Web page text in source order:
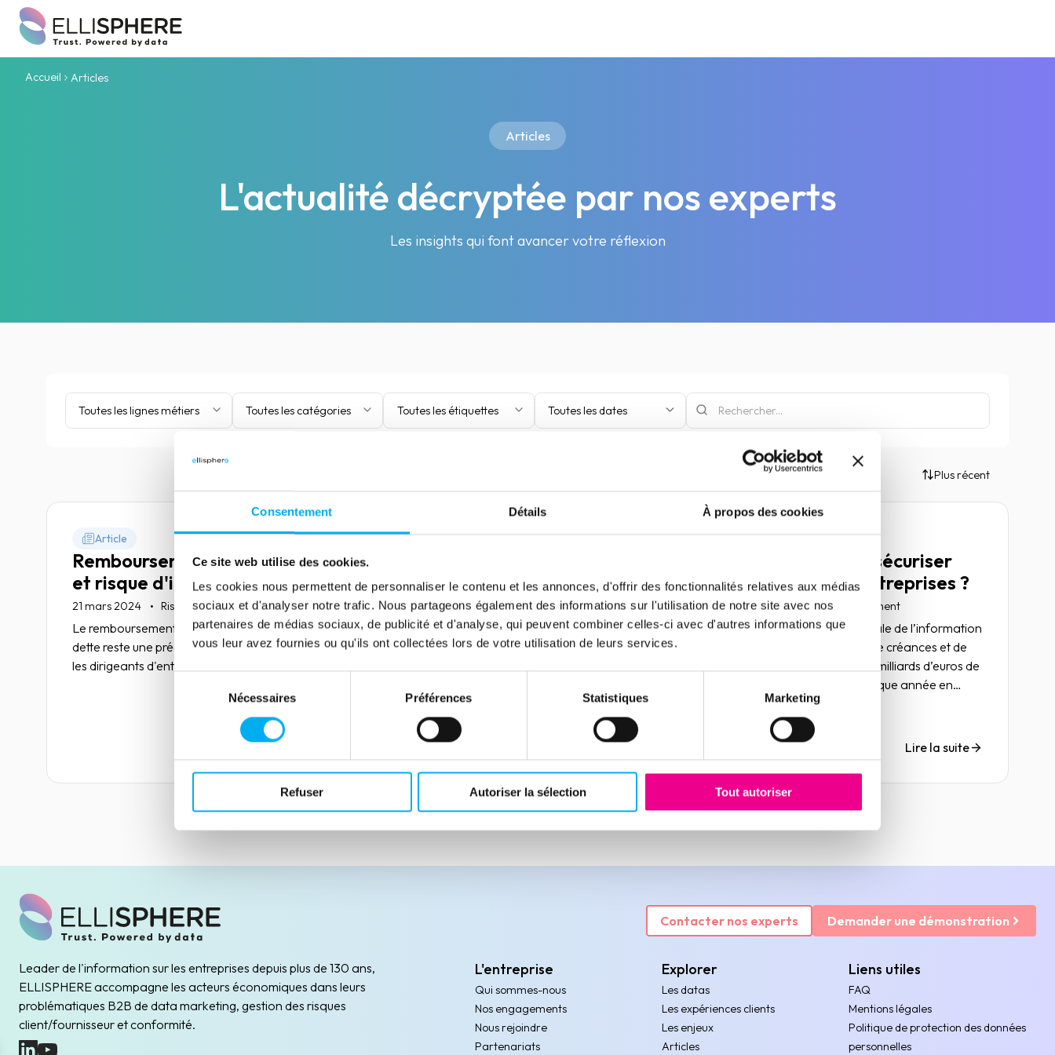
Consentement Détails À propos des cookies
Ce site web utilise des cookies.
Les cookies nous permettent de personnaliser le contenu et les annonces, d'offrir des fonctionnalités relatives aux médias
sociaux et d'analyser notre trafic. Nous partageons également des informations sur l'utilisation de notre site avec nos
partenaires de médias sociaux, de publicité et d'analyse, qui peuvent combiner celles-ci avec d'autres informations que
vous leur avez fournies ou qu'ils ont collectées lors de votre utilisation de leurs services.
consentement
Nécessaires Préférences Statistiques Marketing
Refuser Autoriser la sélection Tout autoriser
Accueil Articles
Articles
L'actualité décryptée par nos experts
Les insights qui font avancer votre réflexion
Toutes les lignes métiers Toutes les catégories Toutes les étiquettes Toutes les dates
Plus récent
Article
Remboursement de la dette
et risque d'illiquidité
21 mars 2024 Risk management• Economie
Le remboursement du service annuel de la
dette reste une préoccupation majeure chez
les dirigeants d'entreprise.
Lire la suite
Article
les emprunteurs peuvent-ils
faire face ?
23 mai 2023 Risk management
A l’heure où les entreprises françaises
commencent à rembourser leur PGE, la
à leurs engagements.
Lire la suite
Article
Quels outils pour sécuriser
son crédit interentreprises ?
10 mai 2022 Risk management
Selon la Fédération nationale de l’information
d’entreprise, de la gestion de créances et de
l’enquête civile (FIGEC), 56 milliards d’euros de
créances sont impayés chaque année en
France et 25 % des défaillances d’entreprise
seraient dues à des retards ou à des défauts
de paiement, menaçant ainsi près de 300
000 emplois.
Lire la suite
Contacter nos experts Demander une démonstration
Leader de l'information sur les entreprises depuis plus de 130 ans,
ELLISPHERE accompagne les acteurs économiques dans leurs
problématiques B2B de data marketing, gestion des risques
client/fournisseur et conformité.
(nouvelle fenêtre)
(nouvelle fenêtre)
L'entreprise
Qui sommes-nous
Nos engagements
Nous rejoindre
Partenariats
Explorer
Les datas
Les expériences clients
Les enjeux
Articles
Liens utiles
FAQ
Mentions légales
Politique de protection des données
personnelles